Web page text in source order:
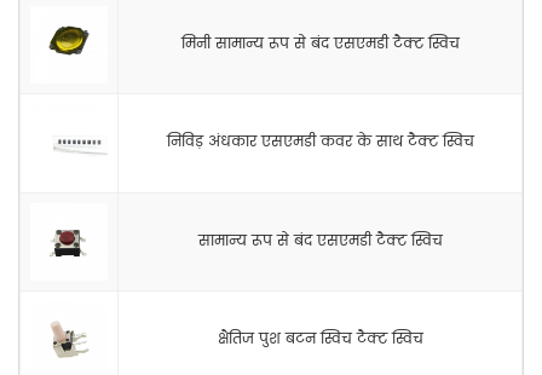
मिनी सामान्य रूप से बंद एसएमडी टैक्ट स्विच
निविड़ अंधकार एसएमडी कवर के साथ टैक्ट स्विच
सामान्य रूप से बंद एसएमडी टैक्ट स्विच
क्षैतिज पुश बटन स्विच टैक्ट स्विच